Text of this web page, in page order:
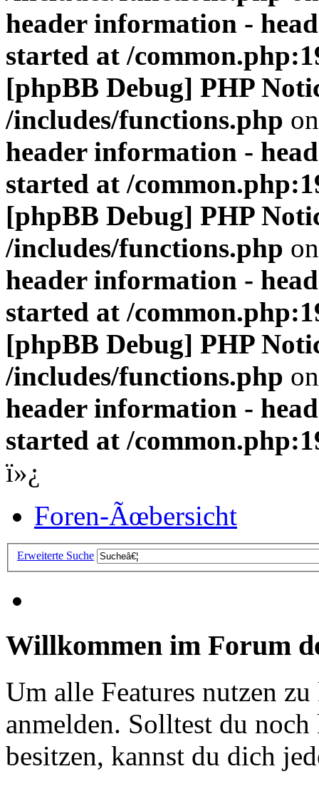
header information -
started at /
[phpBB Debug] PHP
/includes/functions.php
header information -
started at /
[phpBB Debug] PHP
/includes/functions.php
header information -
started at /
[phpBB Debug] PHP
/includes/functions.php
header information -
started at /
ï»¿
Foren-Ãœbersicht
Erweiterte Suche
Willkommen im Forum
Um alle Features nutzen
anmelden. Solltest du
besitzen, kannst du dich